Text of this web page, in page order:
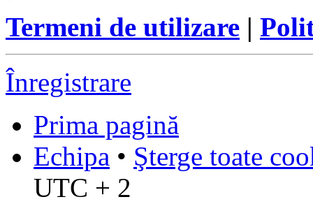
Termeni de utilizare |
Înregistrare
Prima pagină
Echipa • Şterge toate
UTC + 2